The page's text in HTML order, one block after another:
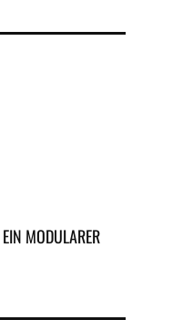
MODULARER